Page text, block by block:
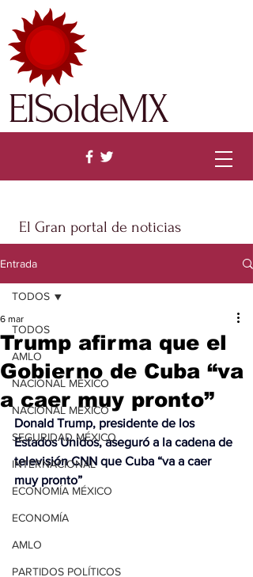
El Gran portal de noticias
ElSoldeMX
Entrada
TODOS
AMLO
NACIONAL MÉXICO
NACIONAL MÉXICO
SEGURIDAD MÉXICO
INTERNACIONAL
ECONOMÍA MÉXICO
ECONOMÍA
AMLO
PARTIDOS POLÍTICOS
TODOS
Trump afirma que el
Gobierno de Cuba “va
a caer muy pronto”
6 mar
Donald Trump, presidente de los
Estados Unidos, aseguró a la cadena de
televisión CNN que Cuba “va a caer
muy pronto”